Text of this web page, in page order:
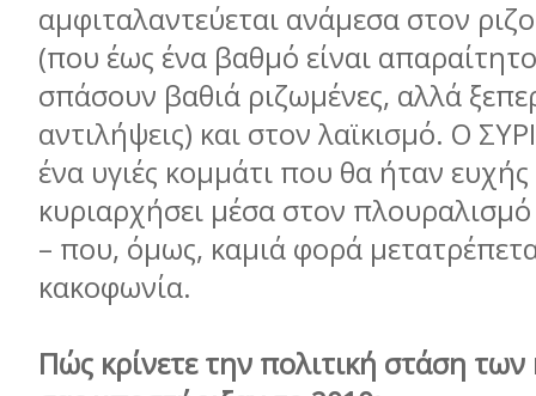
αμφιταλαντεύεται ανάμεσα στον
(που έως ένα βαθμό είναι
σπάσουν βαθιά ριζωμένες, αλλά
αντιλήψεις) και στον λαϊκισμό. Ο
ένα υγιές κομμάτι που θα ήταν
κυριαρχήσει μέσα στον πλουραλισμό
– που, όμως, καμιά φορά
κακοφωνία.
Πώς κρίνετε την πολιτική στάση